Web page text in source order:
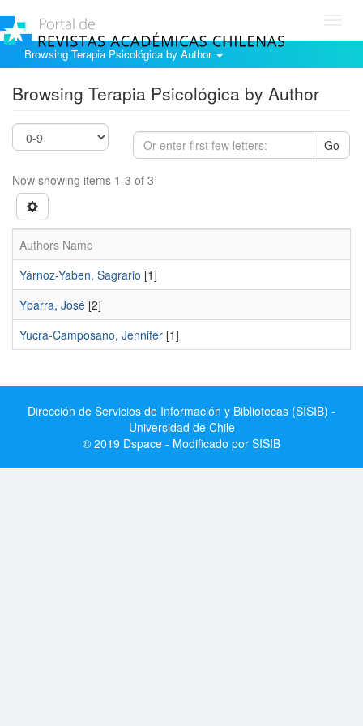
Browsing Terapia Psicológica by Author
Browsing Terapia Psicológica by Author
Go
Now showing items 1-3 of 3
Authors Name
Yárnoz-Yaben, Sagrario [1]
Ybarra, José [2]
Yucra-Camposano, Jennifer [1]
Dirección de Servicios de Información y Bibliotecas (SISIB) -
Universidad de Chile
© 2019 Dspace - Modificado por SISIB